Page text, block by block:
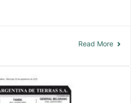
Read More